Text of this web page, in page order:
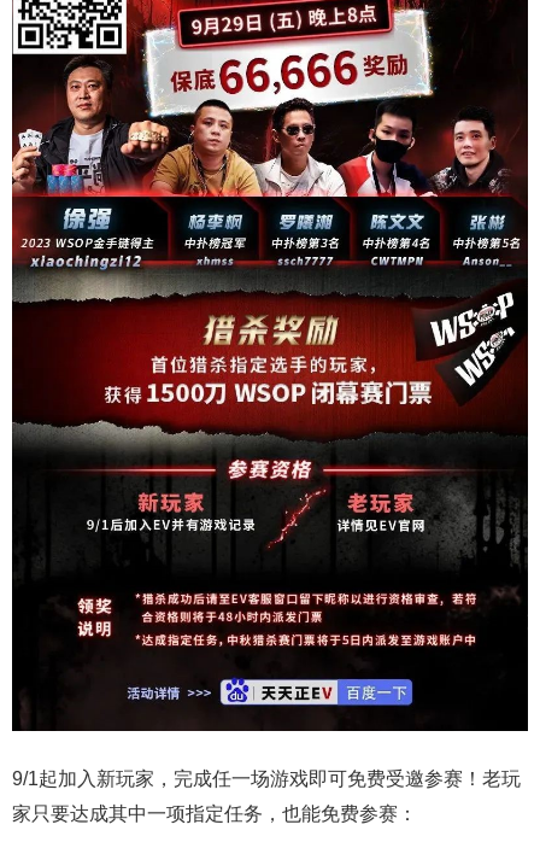
9/1起加入新玩家，完成任一场游戏即可免费受邀参赛！老玩
家只要达成其中一项指定任务，也能免费参赛：